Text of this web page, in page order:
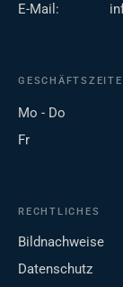
E-Mail:
Mo - Do
Fr
RECHTLICHES
Bildnachweise
Datenschutz